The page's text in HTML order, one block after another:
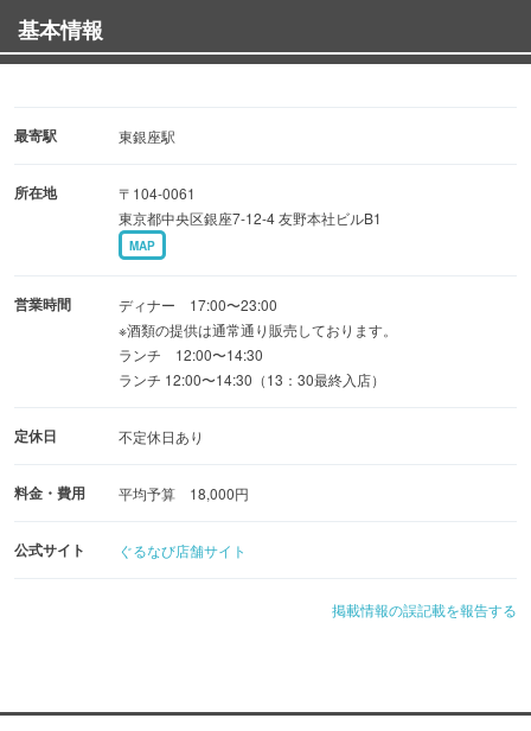
てご提供。上質な空間で、優雅なひとときをお過ごしくだ
さいませ。
※WEB予約の停止でも予約を承れる場合がございます。お
基本情報
最寄駅 東銀座駅
所在地
〒104-0061
東京都中央区銀座7-12-4 友野本社ビルB1
MAP
営業時間
ディナー 17:00〜23:00
※酒類の提供は通常通り販売しております。
ランチ 12:00〜14:30
ランチ 12:00〜14:30（13：30最終入店）
定休日 不定休日あり
料金・費用 平均予算 18,000円
公式サイト ぐるなび店舗サイト
掲載情報の誤記載を報告する